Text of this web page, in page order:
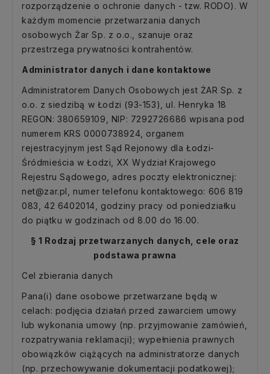
rozporządzenie o ochronie danych - tzw. RODO). W
każdym momencie przetwarzania danych
osobowych Żar Sp. z o.o., szanuje oraz
przestrzega prywatności kontrahentów.
Administrator danych i dane kontaktowe
Administratorem Danych Osobowych jest ŻAR Sp. z
o.o. z siedzibą w Łodzi (93-153), ul. Henryka 18
REGON: 380659109, NIP: 7292726686 wpisana pod
numerem KRS 0000738924, organem
rejestracyjnym jest Sąd Rejonowy dla Łodzi-
Śródmieścia w Łodzi, XX Wydział Krajowego
Rejestru Sądowego, adres poczty elektronicznej:
net@zar.pl, numer telefonu kontaktowego: 606 819
083, 42 6402014, godziny pracy od poniedziałku
do piątku w godzinach od 8.00 do 16.00.
§ 1 Rodzaj przetwarzanych danych, cele oraz
podstawa prawna
Cel zbierania danych
Pana(i) dane osobowe przetwarzane będą w
celach: podjęcia działań przed zawarciem umowy
lub wykonania umowy (np. przyjmowanie zamówień,
rozpatrywania reklamacji); wypełnienia prawnych
obowiązków ciążących na administratorze danych
(np. przechowywanie dokumentacji podatkowej);